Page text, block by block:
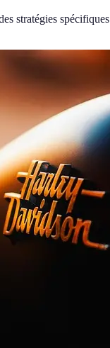
stratégies